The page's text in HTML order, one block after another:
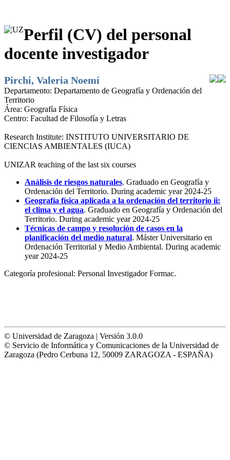
Perfil (CV) del personal
docente investigador
Pirchi, Valeria Noemí
Departamento: Departamento de Geografía y Ordenación del
Territorio
Área: Geografía Física
Centro: Facultad de Filosofía y Letras
Research Institute: INSTITUTO UNIVERSITARIO DE
CIENCIAS AMBIENTALES (IUCA)
UNIZAR teaching of the last six courses
Análisis de riesgos naturales. Graduado en Geografía y
Ordenación del Territorio. During academic year 2024-25
Geografía física aplicada a la ordenación del territorio ii:
el clima y el agua. Graduado en Geografía y Ordenación del
Territorio. During academic year 2024-25
Técnicas de campo y resolución de casos en la
planificación del medio natural. Máster Universitario en
Ordenación Territorial y Medio Ambiental. During academic
year 2024-25
Categoría profesional: Personal Investigador Formac.
© Universidad de Zaragoza | Versión 3.0.0
© Servicio de Informática y Comunicaciones de la Universidad de
Zaragoza (Pedro Cerbuna 12, 50009 ZARAGOZA - ESPAÑA)